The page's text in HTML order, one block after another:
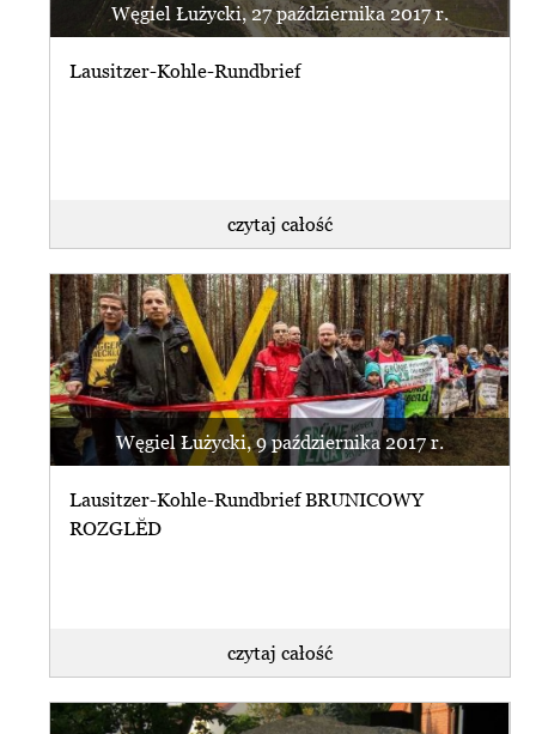
Węgiel Łużycki, 27 października 2017 r.
Lausitzer-Kohle-Rundbrief
czytaj całość
Węgiel Łużycki, 9 października 2017 r.
Lausitzer-Kohle-Rundbrief BRUNICOWY
ROZGLĔD
czytaj całość